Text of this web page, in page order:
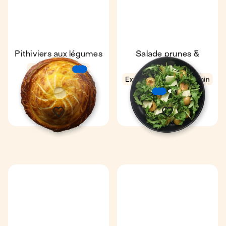
Pithiviers aux légumes
4 1 h €
1 Pithiviers 6
Salade prunes &
tomme
Express 4,3 4 min
€€€1